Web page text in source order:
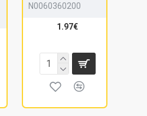
N0060360200
1.97€